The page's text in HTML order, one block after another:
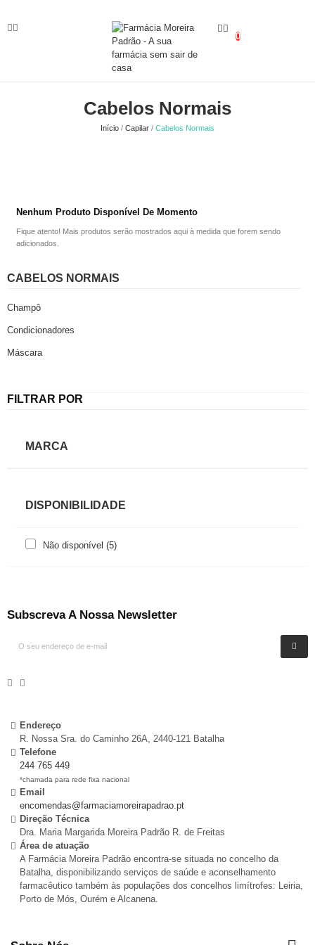
0
Cabelos Normais
Início Capilar Cabelos Normais
CABELOS NORMAIS
Champô
Condicionadores
Máscara
FILTRAR POR
MARCA
DISPONIBILIDADE
Não disponível(5)
Nenhum Produto Disponível De Momento
Fique atento! Mais produtos serão mostrados aqui à medida que forem sendo
adicionados.
Subscreva A Nossa Newsletter
Endereço
R. Nossa Sra. do Caminho 26A, 2440-121 Batalha
Telefone
244 765 449
*chamada para rede fixa nacional
Email
encomendas@farmaciamoreirapadrao.pt
Direção Técnica
Dra. Maria Margarida Moreira Padrão R. de Freitas
Área de atuação
A Farmácia Moreira Padrão encontra-se situada no concelho da
Batalha, disponibilizando serviços de saúde e aconselhamento
farmacêutico também às populações dos concelhos limítrofes: Leiria,
Porto de Mós, Ourém e Alcanena.